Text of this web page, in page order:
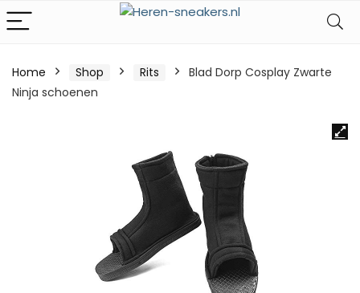
Home Shop Rits
Blad Dorp Cosplay Zwarte
Ninja schoenen